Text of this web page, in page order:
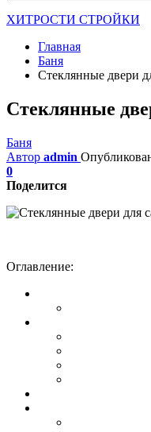
ХИТРОСТИ СТРОЙКИ
Главная
Баня
Стеклянные двери
Стеклянные
Баня
Автор admin
0
Поделится
Оглавление: